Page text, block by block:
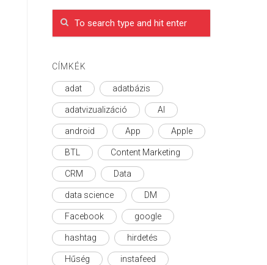
CÍMKÉK
adat adatbázis
adatvizualizáció AI
android App Apple
BTL Content Marketing
CRM Data
data science DM
Facebook google
hashtag hirdetés
Hűség instafeed